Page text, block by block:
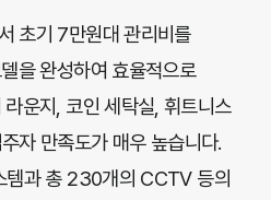
초기 7만원대 관리비를
을 완성하여 효율적으로
운지, 코인 세탁실, 휘트니스
자 만족도가 매우 높습니다.
템과 총 230개의 CCTV 등의